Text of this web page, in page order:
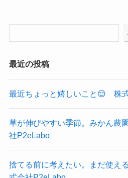
最近の投稿
最近ちょっと嬉しいこと😌 株
草が伸びやすい季節。みかん農
社P2eLabo
捨てる前に考えたい。まだ使